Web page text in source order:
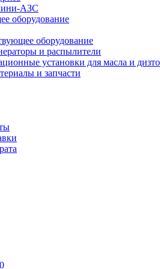
АЗС
оборудование
оборудование
и распылители
установки для масла и
и запчасти
0